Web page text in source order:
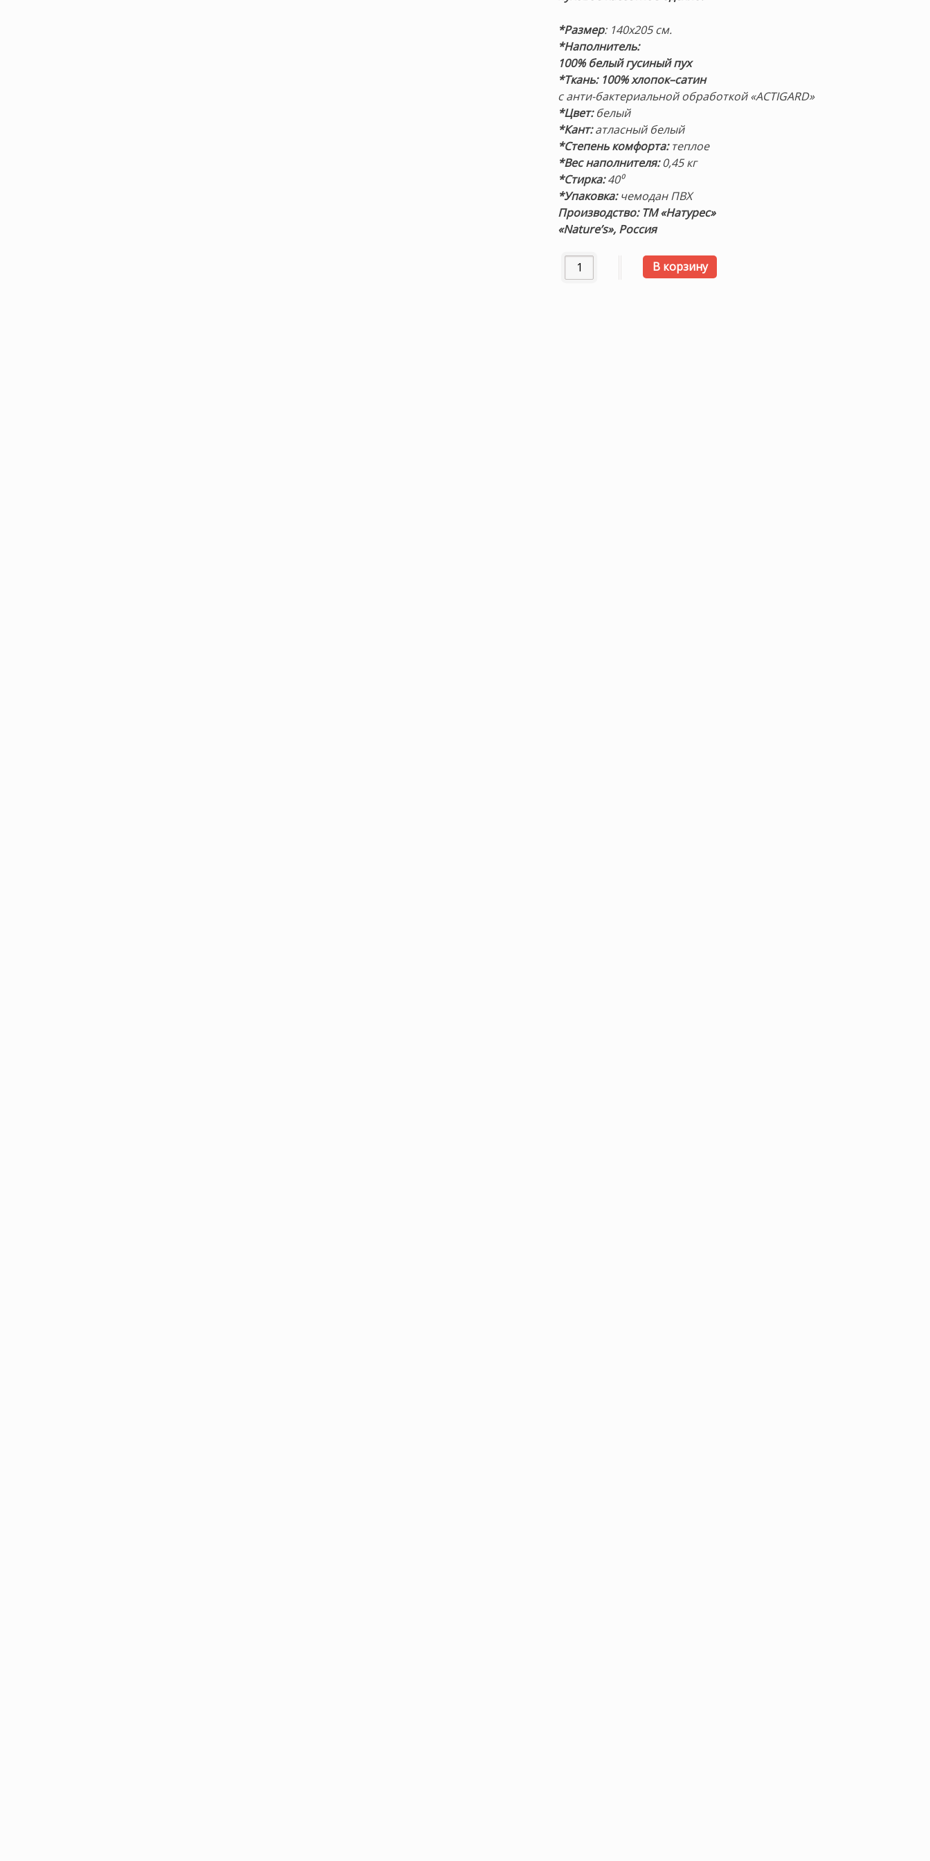
*Размер: 140х205 см.
*Наполнитель:
100% белый гусиный пух
*Ткань: 100% хлопок–сатин
с анти-бактериальной обработкой «ACTIGARD»
*Цвет:белый
*Кант:атласный белый
*Степень комфорта:теплое
*Вес наполнителя:0,45 кг
*Стирка:40⁰
*Упаковка:чемодан ПВХ
Производство: ТМ «Натурес»
«Nature’s», Россия
Количество товара «Воздушный Вальс» 140х205см. Теплое
В корзину